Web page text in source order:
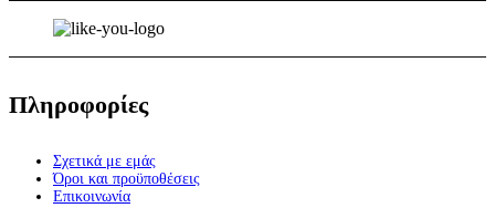
Πληροφορίες
Σχετικά με εμάς
Όροι και προϋποθέσεις
Επικοινωνία